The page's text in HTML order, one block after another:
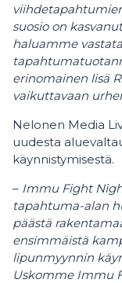
suosio on
haluamme
erinomainen lisä
vaikuttavaan
Nelonen Media
uudesta
käynnistymisestä.
– Immu Fight
tapahtuma-alan
päästä
ensimmäistä
lipunmyynnin
Uskomme Immu